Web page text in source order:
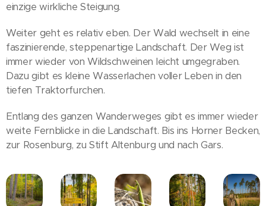
einzige wirkliche Steigung.
Weiter geht es relativ eben. Der Wald wechselt in eine
faszinierende, steppenartige Landschaft. Der Weg ist
immer wieder von Wildschweinen leicht umgegraben.
Dazu gibt es kleine Wasserlachen voller Leben in den
tiefen Traktorfurchen.
Entlang des ganzen Wanderweges gibt es immer wieder
weite Fernblicke in die Landschaft. Bis ins Horner Becken,
zur Rosenburg, zu Stift Altenburg und nach Gars.